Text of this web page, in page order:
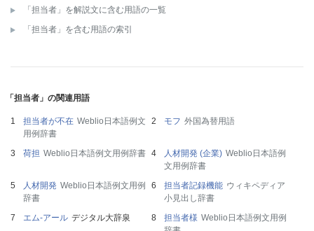
「担当者」を解説文に含む用語の一覧
「担当者」を含む用語の索引
「担当者」の関連用語
担当者が不在 Weblio日本語例文
用例辞書
モフ 外国為替用語
荷担 Weblio日本語例文用例辞書 人材開発 (企業) Weblio日本語例
文用例辞書
人材開発 Weblio日本語例文用例
辞書
担当者記録機能 ウィキペディア
小見出し辞書
エム‐アール デジタル大辞泉 担当者様 Weblio日本語例文用例